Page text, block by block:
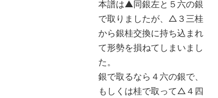
本譜は▲同銀左と５六の銀
で取りましたが、△３三桂
から銀桂交換に持ち込まれ
て形勢を損ねてしまいまし
た。
銀で取るなら４六の銀で、
もしくは桂で取って△４四